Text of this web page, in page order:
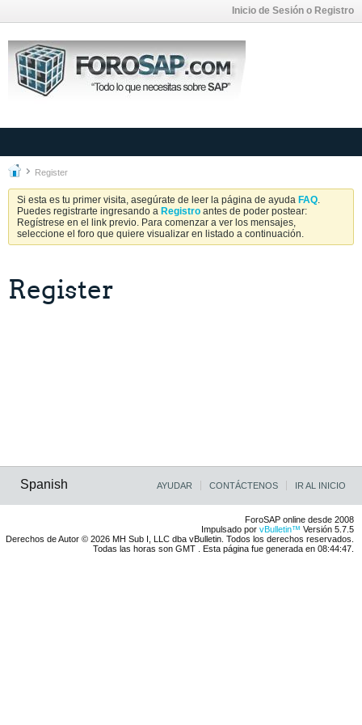
Inicio de Sesión o Registro
Register
Si esta es tu primer visita, asegúrate de leer la página de ayuda FAQ.
Puedes registrarte ingresando a Registro antes de poder postear:
Regístrese en el link previo. Para comenzar a ver los mensajes,
seleccione el foro que quiere visualizar en listado a continuación.
Register
Spanish AYUDAR CONTÁCTENOS IR AL INICIO
ForoSAP online desde 2008
Impulsado por vBulletin™ Versión 5.7.5
Derechos de Autor © 2026 MH Sub I, LLC dba vBulletin. Todos los derechos reservados.
Todas las horas son GMT . Esta página fue generada en 08:44:47.